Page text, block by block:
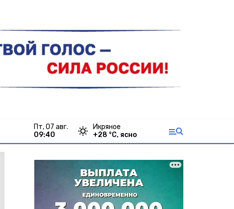
пт, 07 авг.
09:40
Икряное
+28 °С, ясно